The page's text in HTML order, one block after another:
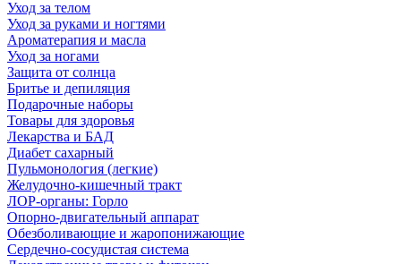
Уход за телом
Уход за руками и ногтями
Ароматерапия и масла
Уход за ногами
Защита от солнца
Бритье и депиляция
Подарочные наборы
Товары для здоровья
Лекарства и БАД
Диабет сахарный
Пульмонология (легкие)
Желудочно-кишечный тракт
ЛОР-органы: Горло
Опорно-двигательный аппарат
Обезболивающие и жаропонижающие
Сердечно-сосудистая система